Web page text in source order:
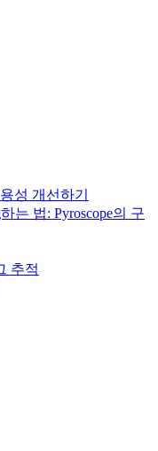
성 개선하기
는 법: Pyroscope의 구
추적